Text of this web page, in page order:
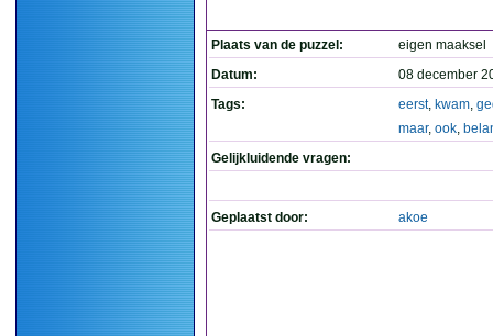
Plaats van de puzzel:
eigen maaksel
Datum:
08 december
Tags:
eerst, kwam,
maar, ook,
Gelijkluidende vragen:
Geplaatst door: akoe